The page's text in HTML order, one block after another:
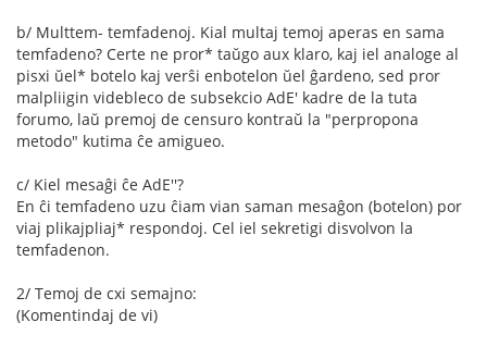
b/ Multtem- temfadenoj. Kial multaj temoj aperas en sama
temfadeno? Certe ne pror* taŭgo aux klaro, kaj iel analoge al
pisxi ŭel* botelo kaj verŝi enbotelon ŭel ĝardeno, sed pror
malpliigin videbleco de subsekcio AdE' kadre de la tuta
forumo, laŭ premoj de censuro kontraŭ la "perpropona
metodo" kutima ĉe amigueo.
c/ Kiel mesaĝi ĉe AdE''?
En ĉi temfadeno uzu ĉiam vian saman mesaĝon (botelon) por
viaj plikajpliaj* respondoj. Cel iel sekretigi disvolvon la
temfadenon.
2/ Temoj de cxi semajno:
(Komentindaj de vi)